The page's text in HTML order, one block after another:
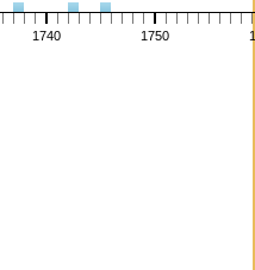
1740 1750